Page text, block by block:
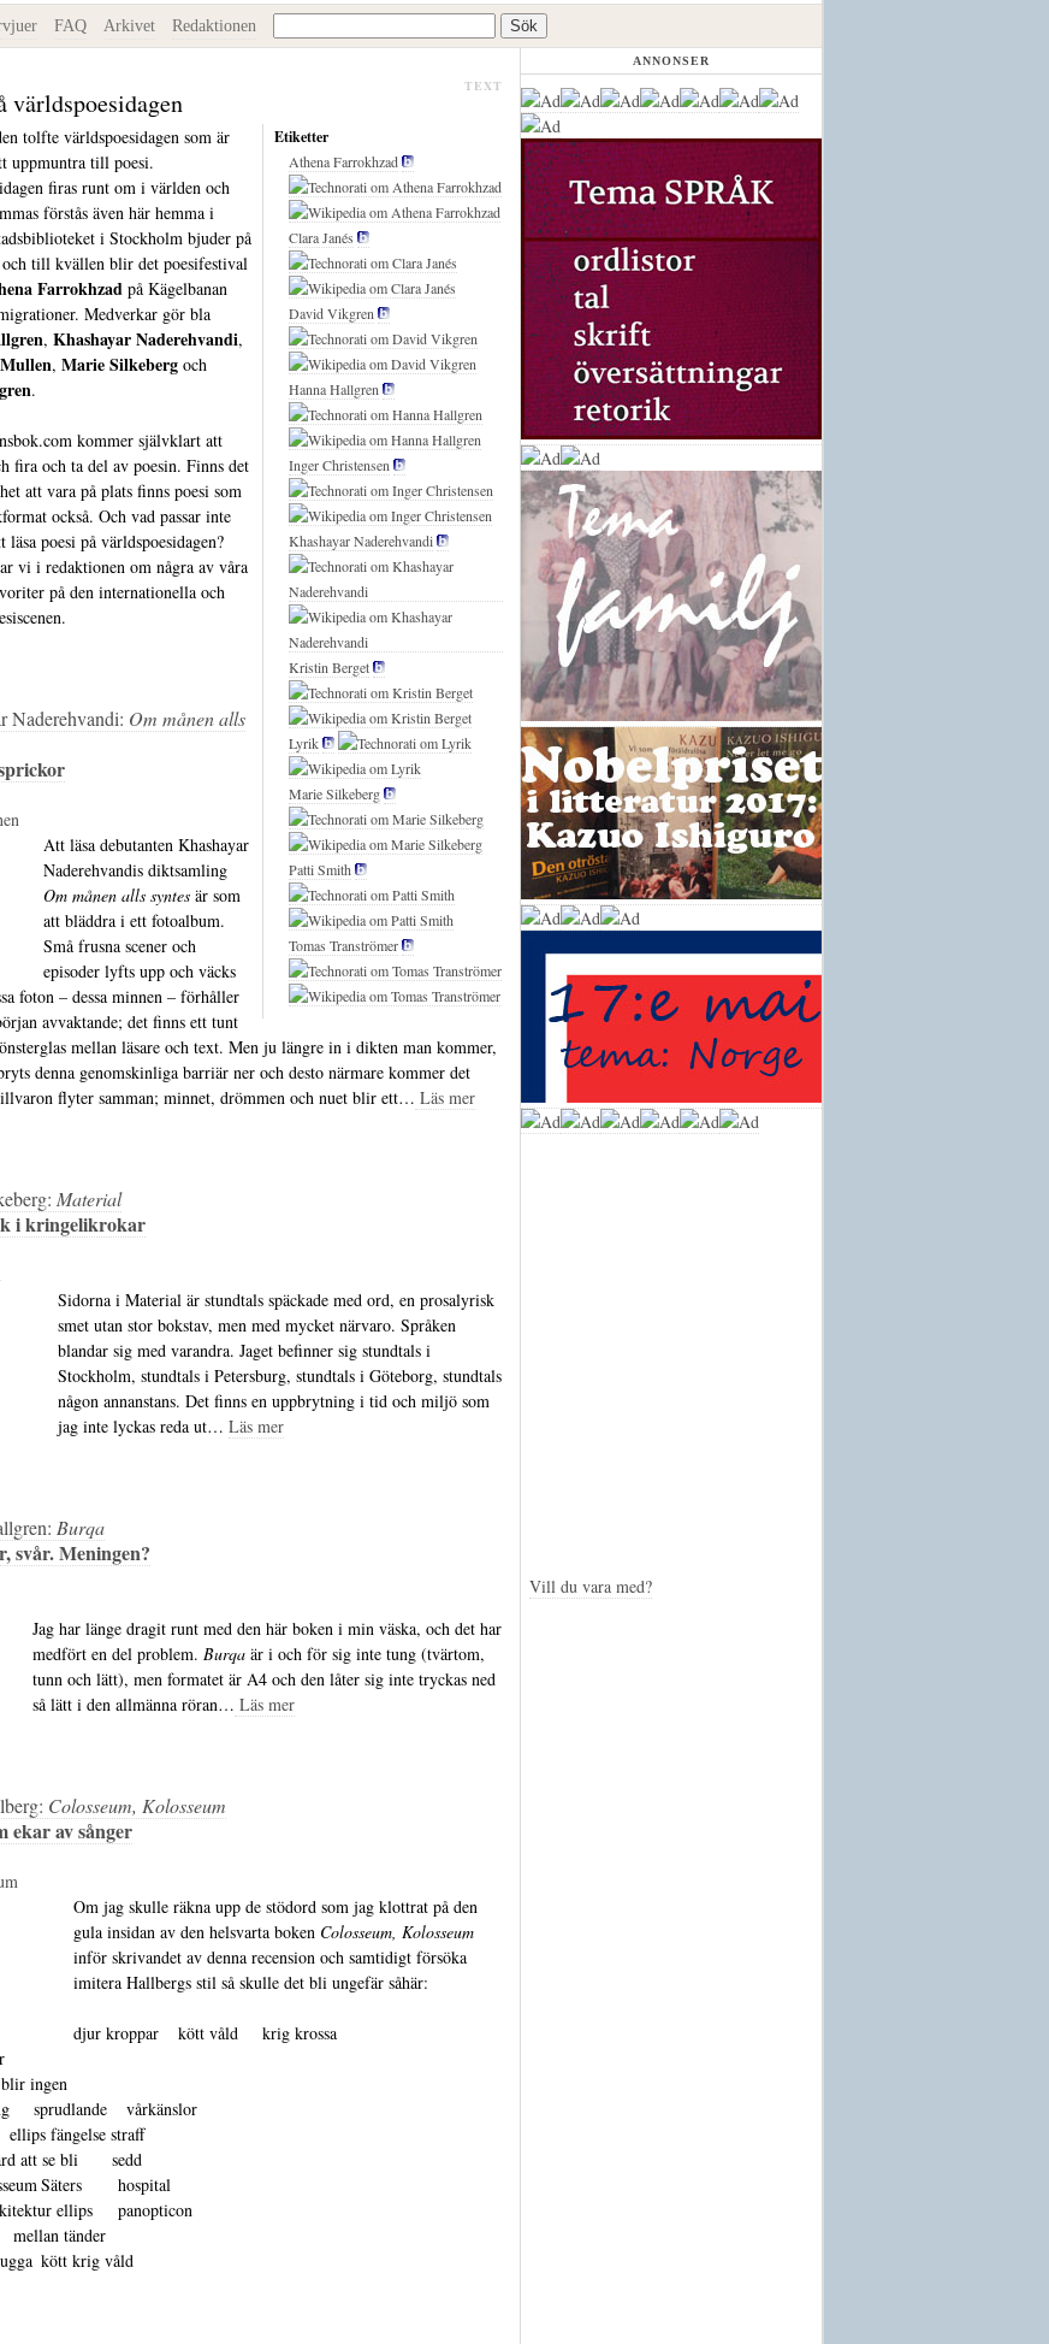
FAQ Arkivet Redaktionen
TEXT
världspoesidagen
Etiketter
Athena Farrokhzad
Clara Janés
David Vikgren
Hanna Hallgren
Inger Christensen
Khashayar Naderehvandi
Kristin Berget
Lyrik
Marie Silkeberg
Patti Smith
Tomas Tranströmer
tolfte världspoesidagen som är
uppmuntra till poesi.
firas runt om i världen och
förstås även här hemma i
i Stockholm bjuder på
till kvällen blir det poesifestival
Farrokhzad på Kägelbanan
Medverkar gör bla
, Khashayar Naderehvandi,
, Marie Silkeberg och
.
kommer självklart att
fira och ta del av poesin. Finns det
att vara på plats finns poesi som
också. Och vad passar inte
läsa poesi på världspoesidagen?
vi i redaktionen om några av våra
på den internationella och
Naderehvandi: Om månen alls
Att läsa debutanten Khashayar
Naderehvandis diktsamling
Om månen alls syntes är som
att bläddra i ett fotoalbum.
Små frusna scener och
episoder lyfts upp och väcks
foton – dessa minnen – förhåller
avvaktande; det finns ett tunt
mellan läsare och text. Men ju längre in i dikten man kommer,
denna genomskinliga barriär ner och desto närmare kommer det
flyter samman; minnet, drömmen och nuet blir ett… Läs mer
Material
i kringelikrokar
Sidorna i Material är stundtals späckade med ord, en prosalyrisk
smet utan stor bokstav, men med mycket närvaro. Språken
blandar sig med varandra. Jaget befinner sig stundtals i
Stockholm, stundtals i Petersburg, stundtals i Göteborg, stundtals
någon annanstans. Det finns en uppbrytning i tid och miljö som
jag inte lyckas reda ut… Läs mer
Burqa
svår. Meningen?
Jag har länge dragit runt med den här boken i min väska, och det har
medfört en del problem. Burqa är i och för sig inte tung (tvärtom,
tunn och lätt), men formatet är A4 och den låter sig inte tryckas ned
så lätt i den allmänna röran… Läs mer
Colosseum, Kolosseum
ekar av sånger
Om jag skulle räkna upp de stödord som jag klottrat på den
gula insidan av den helsvarta boken Colosseum, Kolosseum
inför skrivandet av denna recension och samtidigt försöka
imitera Hallbergs stil så skulle det bli ungefär såhär:
djur kroppar    kött våld     krig krossa
ingen
sprudlande    vårkänslor
ellips fängelse straff
att se bli       sedd
ellips 	panopticon
mellan tänder
att           tugga	kött krig våld
ANNONSER
Vill du vara med?